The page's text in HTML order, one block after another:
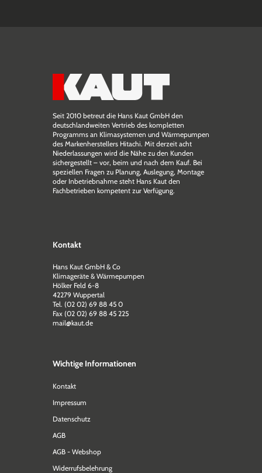
Seit 2010 betreut die Hans Kaut GmbH den
deutschlandweiten Vertrieb des kompletten
Programms an Klimasystemen und Wärmepumpen
des Markenherstellers Hitachi. Mit derzeit acht
Niederlassungen wird die Nähe zu den Kunden
sichergestellt – vor, beim und nach dem Kauf. Bei
speziellen Fragen zu Planung, Auslegung, Montage
oder Inbetriebnahme steht Hans Kaut den
Fachbetrieben kompetent zur Verfügung.
Kontakt
Hans Kaut GmbH & Co
Klimageräte & Wärmepumpen
Hölker Feld 6-8
42279 Wuppertal
Tel. (02 02) 69 88 45 0
Fax (02 02) 69 88 45 225
mail@kaut.de
Wichtige Informationen
Kontakt
Impressum
Datenschutz
AGB
AGB - Webshop
Widerrufsbelehrung